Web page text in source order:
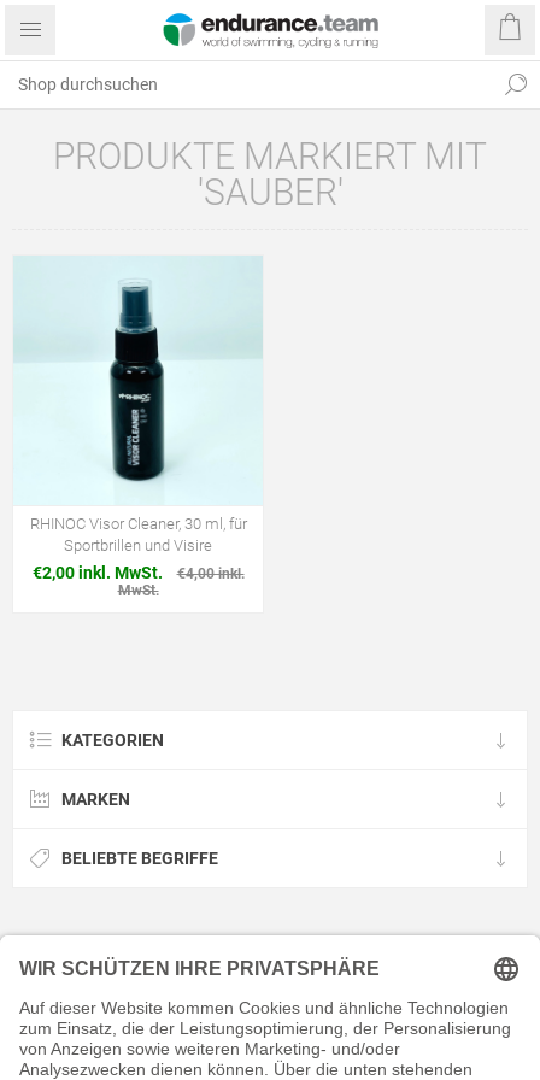
PRODUKTE MARKIERT MIT
'SAUBER'
RHINOC Visor Cleaner, 30 ml, für
Sportbrillen und Visire
€2,00 inkl. MwSt.
€4,00 inkl.
MwSt.
KATEGORIEN
MARKEN
BELIEBTE BEGRIFFE